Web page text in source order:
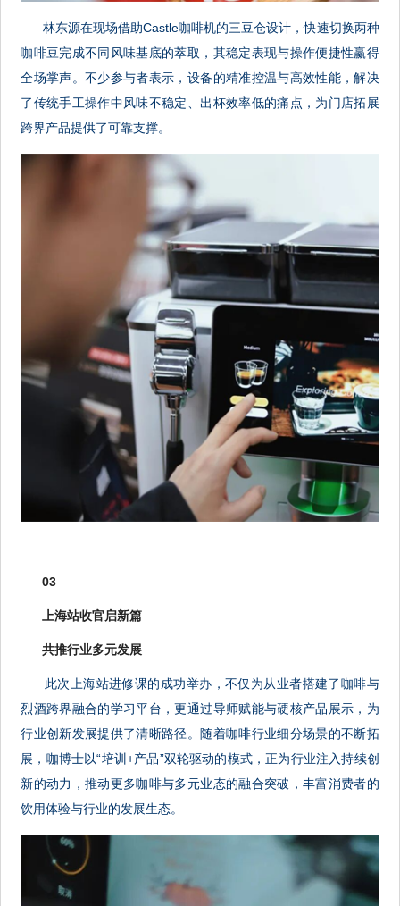
林东源在现场借助Castle咖啡机的三豆仓设计，快速切换两种
咖啡豆完成不同风味基底的萃取，其稳定表现与操作便捷性赢得
全场掌声。不少参与者表示，设备的精准控温与高效性能，解决
了传统手工操作中风味不稳定、出杯效率低的痛点，为门店拓展
跨界产品提供了可靠支撑。
03
上海站收官启新篇
共推行业多元发展
此次上海站进修课的成功举办，不仅为从业者搭建了咖啡与
烈酒跨界融合的学习平台，更通过导师赋能与硬核产品展示，为
行业创新发展提供了清晰路径。随着咖啡行业细分场景的不断拓
展，咖博士以“培训+产品”双轮驱动的模式，正为行业注入持续创
新的动力，推动更多咖啡与多元业态的融合突破，丰富消费者的
饮用体验与行业的发展生态。